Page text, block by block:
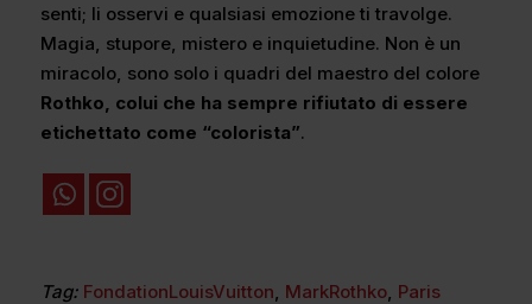
senti; li osservi e qualsiasi emozione ti travolge.
Magia, stupore, mistero e inquietudine. Non è un
miracolo, sono solo i quadri del maestro del colore
Rothko, colui che ha sempre rifiutato di essere
etichettato come “colorista”.
Tag: FondationLouisVuitton MarkRothko, Paris